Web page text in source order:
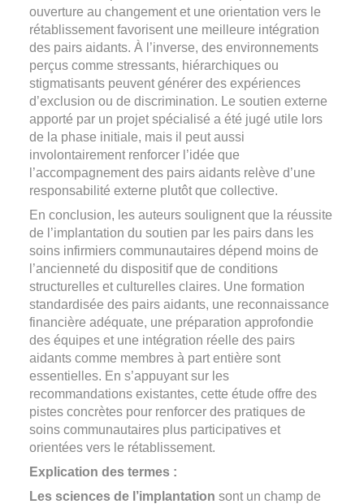
ouverture au changement et une orientation vers le
rétablissement favorisent une meilleure intégration
des pairs aidants. À l’inverse, des environnements
perçus comme stressants, hiérarchiques ou
stigmatisants peuvent générer des expériences
d’exclusion ou de discrimination. Le soutien externe
apporté par un projet spécialisé a été jugé utile lors
de la phase initiale, mais il peut aussi
involontairement renforcer l’idée que
l’accompagnement des pairs aidants relève d’une
responsabilité externe plutôt que collective.
En conclusion, les auteurs soulignent que la réussite
de l’implantation du soutien par les pairs dans les
soins infirmiers communautaires dépend moins de
l’ancienneté du dispositif que de conditions
structurelles et culturelles claires. Une formation
standardisée des pairs aidants, une reconnaissance
financière adéquate, une préparation approfondie
des équipes et une intégration réelle des pairs
aidants comme membres à part entière sont
essentielles. En s’appuyant sur les
recommandations existantes, cette étude offre des
pistes concrètes pour renforcer des pratiques de
soins communautaires plus participatives et
orientées vers le rétablissement.
Explication des termes :
Les sciences de l’implantation sont un champ de